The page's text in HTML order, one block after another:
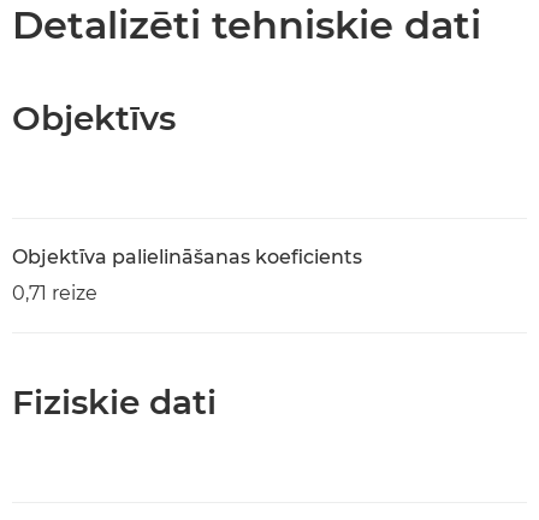
Detalizēti tehniskie dati
Objektīvs
Objektīva palielināšanas koeficients
0,71 reize
Fiziskie dati